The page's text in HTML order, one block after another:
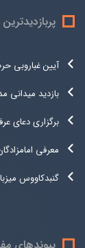
آیین غباروبی
بازدید میدانی
برگزاری دعای
معرفی
گنبدکاووس